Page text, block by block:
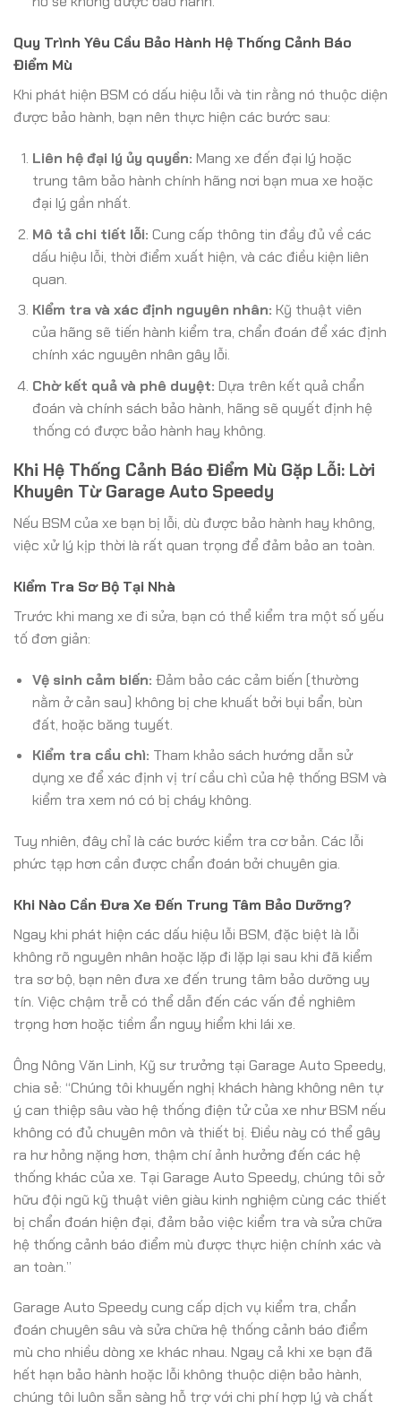
Quy Trình Yêu Cầu Bảo Hành Hệ Thống Cảnh Báo
Điểm Mù
Khi phát hiện BSM có dấu hiệu lỗi và tin rằng nó thuộc diện
được bảo hành, bạn nên thực hiện các bước sau:
Liên hệ đại lý ủy quyền: Mang xe đến đại lý hoặc
trung tâm bảo hành chính hãng nơi bạn mua xe hoặc
đại lý gần nhất.
Mô tả chi tiết lỗi: Cung cấp thông tin đầy đủ về các
dấu hiệu lỗi, thời điểm xuất hiện, và các điều kiện liên
quan.
Kiểm tra và xác định nguyên nhân: Kỹ thuật viên
của hãng sẽ tiến hành kiểm tra, chẩn đoán để xác định
chính xác nguyên nhân gây lỗi.
Chờ kết quả và phê duyệt: Dựa trên kết quả chẩn
đoán và chính sách bảo hành, hãng sẽ quyết định hệ
thống có được bảo hành hay không.
Khi Hệ Thống Cảnh Báo Điểm Mù Gặp Lỗi: Lời
Khuyên Từ Garage Auto Speedy
Nếu BSM của xe bạn bị lỗi, dù được bảo hành hay không,
việc xử lý kịp thời là rất quan trọng để đảm bảo an toàn.
Kiểm Tra Sơ Bộ Tại Nhà
Trước khi mang xe đi sửa, bạn có thể kiểm tra một số yếu
tố đơn giản:
Vệ sinh cảm biến: Đảm bảo các cảm biến (thường
nằm ở cản sau) không bị che khuất bởi bụi bẩn, bùn
đất, hoặc băng tuyết.
Kiểm tra cầu chì: Tham khảo sách hướng dẫn sử
dụng xe để xác định vị trí cầu chì của hệ thống BSM và
kiểm tra xem nó có bị cháy không.
Tuy nhiên, đây chỉ là các bước kiểm tra cơ bản. Các lỗi
phức tạp hơn cần được chẩn đoán bởi chuyên gia.
Khi Nào Cần Đưa Xe Đến Trung Tâm Bảo Dưỡng?
Ngay khi phát hiện các dấu hiệu lỗi BSM, đặc biệt là lỗi
không rõ nguyên nhân hoặc lặp đi lặp lại sau khi đã kiểm
tra sơ bộ, bạn nên đưa xe đến trung tâm bảo dưỡng uy
tín. Việc chậm trễ có thể dẫn đến các vấn đề nghiêm
trọng hơn hoặc tiềm ẩn nguy hiểm khi lái xe.
Ông Nông Văn Linh, Kỹ sư trưởng tại Garage Auto Speedy,
chia sẻ: “Chúng tôi khuyến nghị khách hàng không nên tự
ý can thiệp sâu vào hệ thống điện tử của xe như BSM nếu
không có đủ chuyên môn và thiết bị. Điều này có thể gây
ra hư hỏng nặng hơn, thậm chí ảnh hưởng đến các hệ
thống khác của xe. Tại Garage Auto Speedy, chúng tôi sở
hữu đội ngũ kỹ thuật viên giàu kinh nghiệm cùng các thiết
bị chẩn đoán hiện đại, đảm bảo việc kiểm tra và sửa chữa
hệ thống cảnh báo điểm mù được thực hiện chính xác và
an toàn.”
Garage Auto Speedy cung cấp dịch vụ kiểm tra, chẩn
đoán chuyên sâu và sửa chữa hệ thống cảnh báo điểm
mù cho nhiều dòng xe khác nhau. Ngay cả khi xe bạn đã
hết hạn bảo hành hoặc lỗi không thuộc diện bảo hành,
chúng tôi luôn sẵn sàng hỗ trợ với chi phí hợp lý và chất